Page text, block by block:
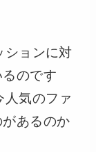
ションに対
のです
気のファ
あるのか